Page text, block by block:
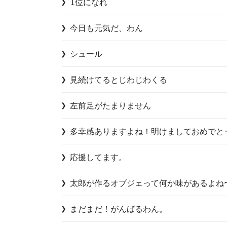
1位になれ
今日も元気だ、わん
シュール
見続けてるとじわじわくる
左前足がたまりません
多幸感ありますよね！明けましておめでと
応援してます。
太郎が作るオブジェって何か味があるよね
まだまだ！がんばるわん。